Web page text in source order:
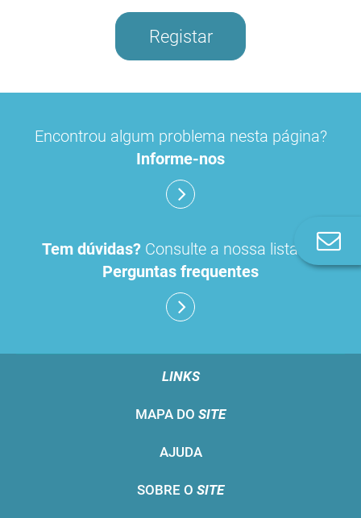
Registar
Encontrou algum problema nesta página?
Informe-nos
Tem dúvidas? Consulte a nossa lista de
Perguntas frequentes
LINKS
MAPA DO SITE
AJUDA
SOBRE O SITE